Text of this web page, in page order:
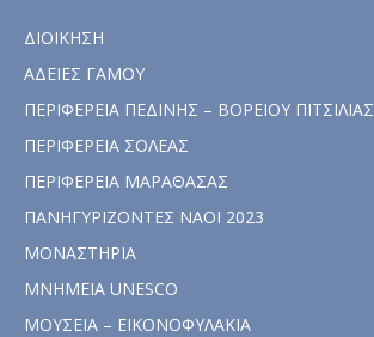
ΔΙΟΙΚΗΣΗ
ΑΔΕΙΕΣ ΓΑΜΟΥ
ΠΕΡΙΦΕΡΕΙΑ ΠΕΔΙΝΗΣ – ΒΟΡΕΙΟΥ ΠΙΤΣΙΛΙΑΣ
ΠΕΡΙΦΕΡΕΙΑ ΣΟΛΕΑΣ
ΠΕΡΙΦΕΡΕΙΑ ΜΑΡΑΘΑΣΑΣ
ΠΑΝΗΓΥΡΙΖΟΝΤΕΣ ΝΑΟΙ 2023
ΜΟΝΑΣΤΗΡΙΑ
ΜΝΗΜΕΙΑ UNESCO
ΜΟΥΣΕΙΑ – ΕΙΚΟΝΟΦΥΛΑΚΙΑ